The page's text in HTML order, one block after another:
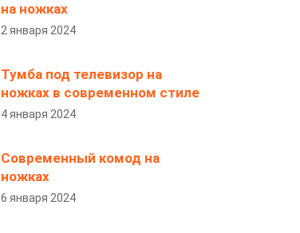
на ножках
2 января 2024
Тумба под телевизор на
ножках в современном стиле
4 января 2024
Современный комод на
ножках
6 января 2024